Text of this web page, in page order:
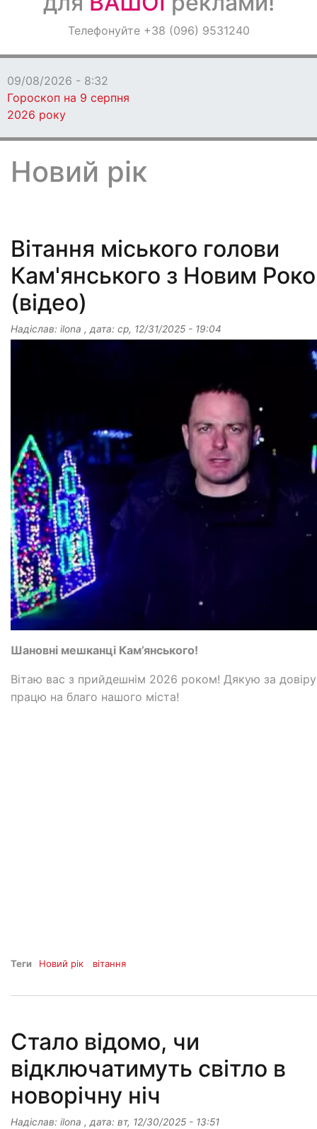
ОголошенняТелефонуйте +38 (096) 9531240
09/08/2026 - 7:39
Кам’янському без
надзвичайних подій
Новий рік
Вітання міського голови
Кам'янського з Новим
(відео)
Надіслав: ilona , дата: ср, 12/31/2025 - 19:04
Шановні мешканці Кам’янського!
Вітаю вас з прийдешнім 2026 роком! Дякую за довіру
працю на благо нашого міста!
Теги Новий рік вітання
Стало відомо, чи
відключатимуть світло в
новорічну ніч
Надіслав: ilona , дата: вт, 12/30/2025 - 13:51